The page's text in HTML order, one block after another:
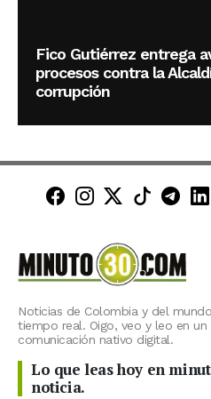
Fico Gutiérrez entrega
procesos contra la
corrupción
Minuto30 en
Minuto30 en
Minuto30
Noticias de Colombia y del
tiempo real. Oigo, veo y leo en
comunicación nativo digital.
Lo que leas hoy en
noticia.